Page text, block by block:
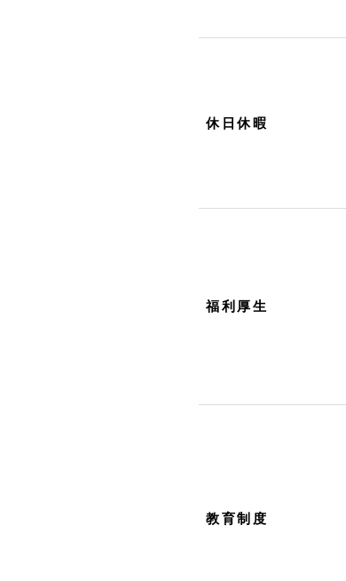
休日休暇
福利厚生
教育制度